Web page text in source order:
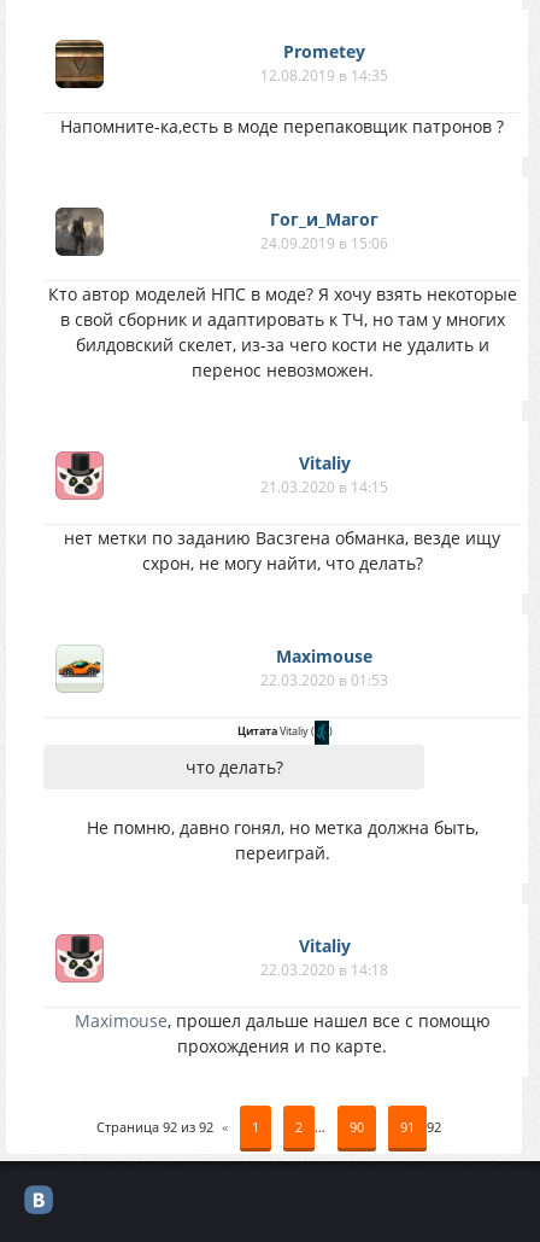
Prometey
12.08.2019 в 14:35
Напомните-ка,есть в моде перепаковщик патронов ?
Гог_и_Магог
24.09.2019 в 15:06
Кто автор моделей НПС в моде? Я хочу взять некоторые
в свой сборник и адаптировать к ТЧ, но там у многих
билдовский скелет, из-за чего кости не удалить и
перенос невозможен.
Vitaliy
21.03.2020 в 14:15
нет метки по заданию Васзгена обманка, везде ищу
схрон, не могу найти, что делать?
Maximouse
22.03.2020 в 01:53
ЦитатаVitaliy( )
что делать?
Не помню, давно гонял, но метка должна быть,
переиграй.
Vitaliy
22.03.2020 в 14:18
Maximouse, прошел дальше нашел все с помощю
прохождения и по карте.
Страница 92из 92 « 1 2 … 90 91 92